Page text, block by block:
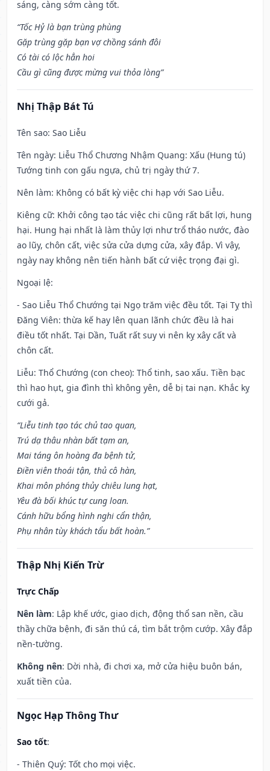
sáng, càng sớm càng tốt.
“Tốc Hỷ là bạn trùng phùng
Gặp trùng gặp bạn vợ chồng sánh đôi
Có tài có lộc hẳn hoi
Cầu gì cũng được mừng vui thỏa lòng”
Nhị Thập Bát Tú
Tên sao: Sao Liễu
Tên ngày: Liễu Thổ Chương Nhậm Quang: Xấu (Hung tú)
Tướng tinh con gấu ngựa, chủ trị ngày thứ 7.
Nên làm: Không có bất kỳ việc chi hạp với Sao Liễu.
Kiêng cữ: Khởi công tạo tác việc chi cũng rất bất lợi, hung
hại. Hung hại nhất là làm thủy lợi như trổ tháo nước, đào
ao lũy, chôn cất, việc sửa cửa dựng cửa, xây đắp. Vì vậy,
ngày nay không nên tiến hành bất cứ việc trọng đại gì.
Ngoại lệ:
- Sao Liễu Thổ Chướng tại Ngọ trăm việc đều tốt. Tại Tỵ thì
Đăng Viên: thừa kế hay lên quan lãnh chức đều là hai
điều tốt nhất. Tại Dần, Tuất rất suy vi nên kỵ xây cất và
chôn cất.
Liễu: Thổ Chướng (con cheo): Thổ tinh, sao xấu. Tiền bạc
thì hao hụt, gia đình thì không yên, dễ bị tai nạn. Khắc kỵ
cưới gả.
“Liễu tinh tạo tác chủ tao quan,
Trú dạ thâu nhàn bất tạm an,
Mai táng ôn hoàng đa bệnh tử,
Điền viên thoái tận, thủ cô hàn,
Khai môn phóng thủy chiêu lung hạt,
Yêu đà bối khúc tự cung loan.
Cánh hữu bổng hình nghi cẩn thận,
Phụ nhân tùy khách tẩu bất hoàn.”
Thập Nhị Kiến Trừ
Trực Chấp
Nên làm: Lập khế ước, giao dịch, động thổ san nền, cầu
thầy chữa bệnh, đi săn thú cá, tìm bắt trộm cướp. Xây đắp
nền-tường.
Không nên: Dời nhà, đi chơi xa, mở cửa hiệu buôn bán,
xuất tiền của.
Ngọc Hạp Thông Thư
Sao tốt:
- Thiên Quý: Tốt cho mọi việc.